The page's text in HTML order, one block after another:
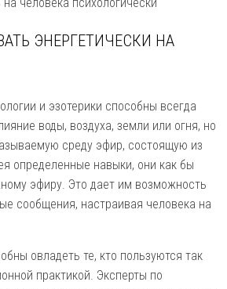
ЭНЕРГЕТИЧЕСКИ НА
и эзотерики способны всегда
воды, воздуха, земли или огня, но
среду эфир, состоящую из
определенные навыки, они как бы
эфиру. Это дает им возможность
сообщения, настраивая человека на
овладеть те, кто пользуются так
практикой. Эксперты по